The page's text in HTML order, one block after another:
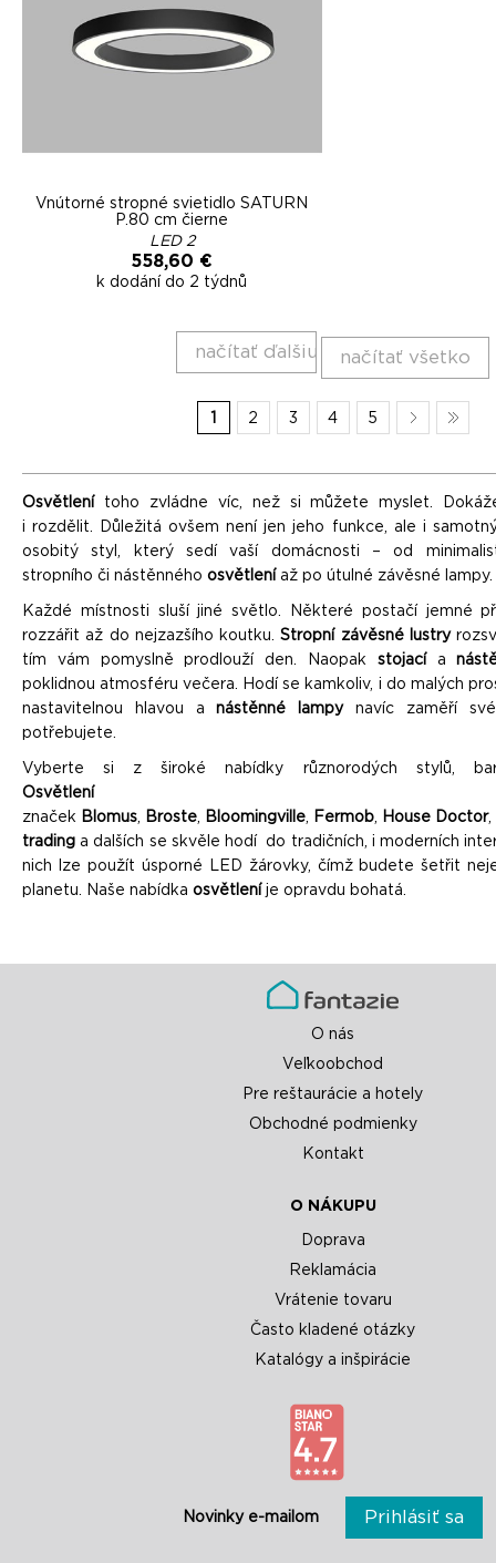
Vnútorné stropné svietidlo SATURN
P.80 cm čierne
LED 2
558,60 €
k dodání do 2 týdnů
načítať ďalšiu načítať všetko
1 2 3 4 5
Osvětlení toho zvládne víc, než si můžete myslet.
i rozdělit. Důležitá ovšem není jen jeho funkce, ale i
osobitý styl, který sedí vaší domácnosti – od
stropního či nástěnného osvětlení až po útulné závěsné lampy.
Každé místnosti sluší jiné světlo. Některé postačí jemné
rozzářit až do nejzazšího koutku.Stropní závěsné lustry
tím vám pomyslně prodlouží den. Naopak stojacía
poklidnou atmosféru večera. Hodí se kamkoliv, i do malých
nastavitelnou hlavou anástěnné lampynavíc zaměří
potřebujete.
Vyberte si z široké nabídky různorodých stylů,
značek Blomus Broste Bloomingville Fermob House Doctor,
trading a dalších se skvěle hodí do tradičních, i moderních
nich lze použít úsporné LED žárovky, čímž budete šetřit
planetu. Naše nabídka osvětlení je opravdu bohatá.
O nás
Veľkoobchod
Pre reštaurácie a hotely
Obchodné podmienky
Kontakt
O NÁKUPU
Doprava
Reklamácia
Vrátenie tovaru
Často kladené otázky
Katalógy a inšpirácie
Novinky e-mailom Prihlásiť sa